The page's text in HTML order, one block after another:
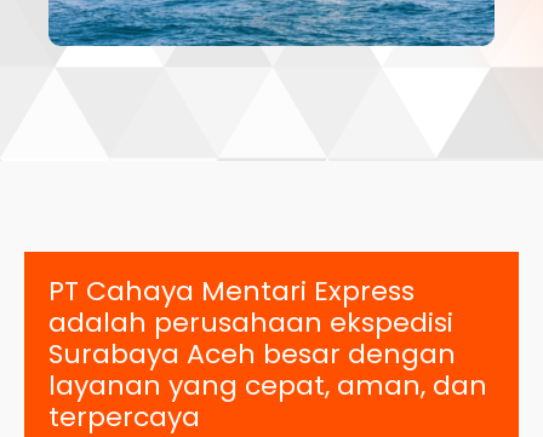
PT Cahaya Mentari Express
adalah perusahaan ekspedisi
Surabaya Aceh besar dengan
layanan yang cepat, aman, dan
terpercaya